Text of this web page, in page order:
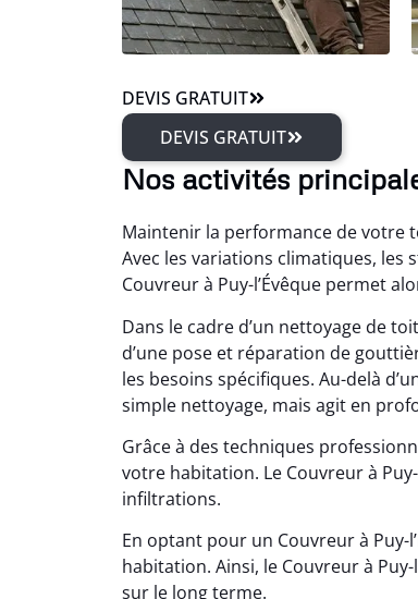
DEVIS GRATUIT
DEVIS GRATUIT
Nos activités
Maintenir la performance de votre
Avec les variations climatiques, les
Couvreur à Puy-l’Évêque permet
Dans le cadre d’un nettoyage de
d’une pose et réparation de
les besoins spécifiques. Au-delà
simple nettoyage, mais agit en
Grâce à des techniques
votre habitation. Le Couvreur à
infiltrations.
En optant pour un Couvreur à
habitation. Ainsi, le Couvreur à
sur le long terme.